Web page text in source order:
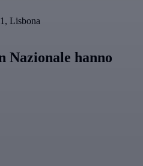
Lisbona
Nazionale hanno